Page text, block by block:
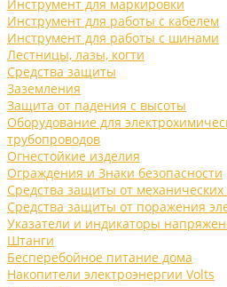
Инструмент для маркировки
Инструмент для работы с кабелем
Инструмент для работы с шинами
Лестницы, лазы, когти
Средства защиты
Заземления
Защита от падения с высоты
Оборудование для
трубопроводов
Огнестойкие изделия
Ограждения и Знаки безопасности
Средства защиты от механических
Средства защиты от поражения
Указатели и индикаторы
Штанги
Бесперебойное питание дома
Накопители электроэнергии Volts